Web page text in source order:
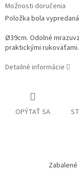
Možnosti doručenia
Položka bola
Ø39cm. Odolné
praktickými rukoväťami.
Detailné informácie
OPÝTAŤ SA